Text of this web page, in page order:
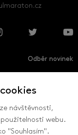
Odběr novinek
návštěvnosti,
webu.
"Souhlasím".